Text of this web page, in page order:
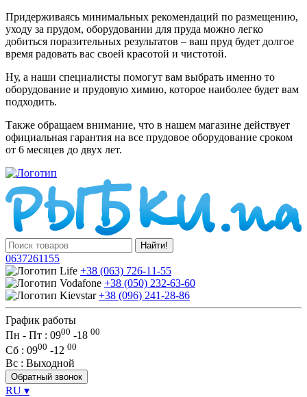
Придерживаясь минимальных рекомендаций по размещению,
уходу за прудом, оборудовании для пруда можно легко
добиться поразительных результатов – ваш пруд будет долгое
время радовать вас своей красотой и чистотой.
Ну, а наши специалисты помогут вам выбрать именно то
оборудование и прудовую химию, которое наиболее будет вам
подходить.
Также обращаем внимание, что в нашем магазине действует
официальная гарантия на все прудовое оборудование сроком
от 6 месяцев до двух лет.
Найти!
0637261155
+38 (063) 726-11-55
+38 (050) 232-63-60
+38 (096) 241-28-86
График работы
Пн - Пт : 0900 -18 00
Сб : 0900 -12 00
Вс : Выходной
Обратный звонок
RU ▾